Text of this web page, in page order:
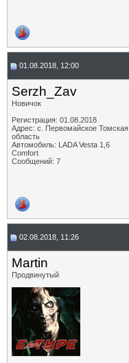
01.08.2018, 12:00
Serzh_Zav
Новичок
Регистрация: 01.08.2018
Адрес: с. Первомайское Томская
область
Автомобиль: LADA Vesta 1,6
Comfort
Сообщений: 7
02.08.2018, 11:26
Martin
Продвинутый